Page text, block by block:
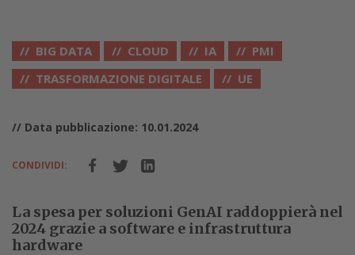
BIG DATA CLOUD IA
PMI
TRASFORMAZIONE DIGITALE
UE
// Data pubblicazione: 10.01.2024
CONDIVIDI:
La spesa per soluzioni GenAI raddoppierà nel
2024 grazie a software e infrastruttura
hardware